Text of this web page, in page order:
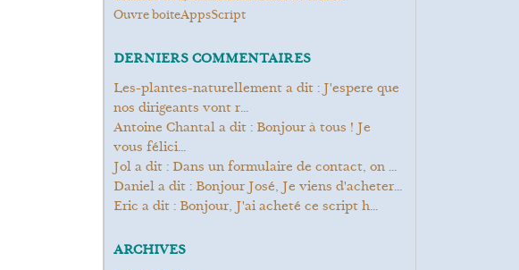
ouvre boite Apps Script
DERNIERS COMMENTAIRES
les-plantes-naturellement a dit : J'espere que
nos dirigeants vont r...
Antoine Chantal a dit : Bonjour à tous ! Je
vous félici...
Jol a dit : Dans un formulaire de contact, on ...
Daniel a dit : Bonjour José, Je viens d'acheter...
Eric a dit : Bonjour, J'ai acheté ce script h...
ARCHIVES